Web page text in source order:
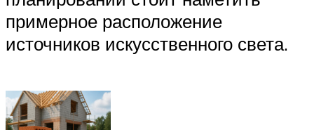
примерное расположение
источников искусственного света.